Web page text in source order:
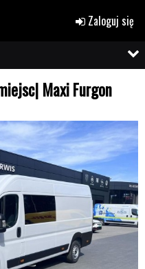
Zaloguj się
Maxi Furgon